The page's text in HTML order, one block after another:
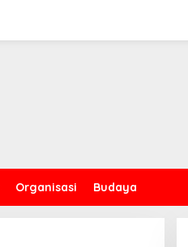
Organisasi Budaya